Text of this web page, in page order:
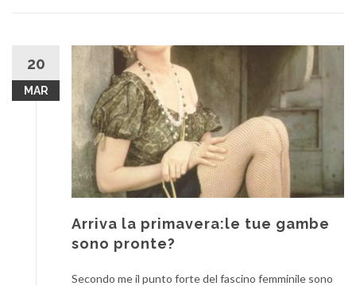
20
MAR
Arriva la primavera:le tue gambe
sono pronte?
Secondo me il punto forte del fascino femminile sono